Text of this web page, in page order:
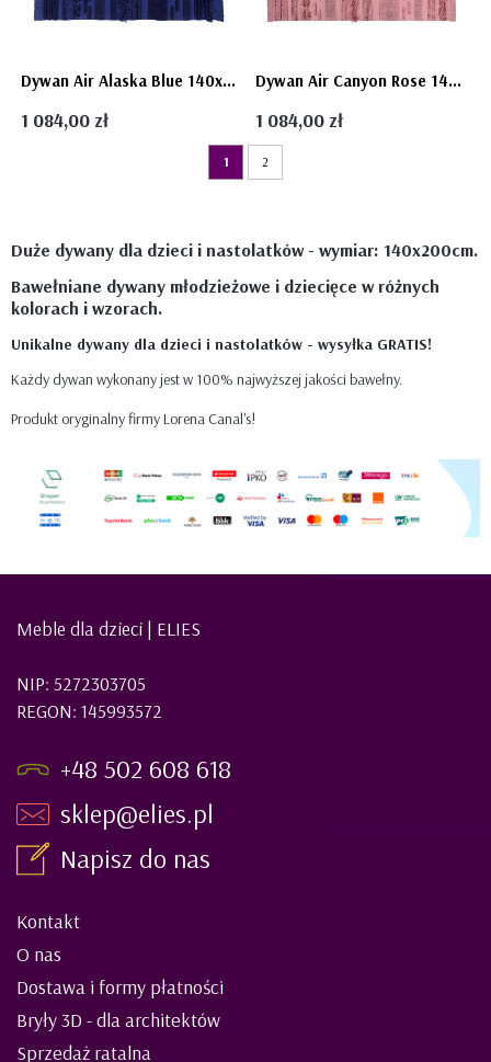
Dywan Air Alaska Blue 140x200cm - Lorena Canals
1 084,00 zł
Dywan Air Canyon Rose 140x200cm - Lorena Canals
1 084,00 zł
1 2
Duże dywany dla dzieci i nastolatków - wymiar: 140x200cm.
Bawełniane dywany młodzieżowe i dziecięce w różnych
kolorach i wzorach.
Unikalne dywany dla dzieci i nastolatków - wysyłka GRATIS!
Każdy dywan wykonany jest w 100% najwyższej jakości bawełny.
Produkt oryginalny firmy Lorena Canal's!
Meble dla dzieci | ELIES
NIP: 5272303705
REGON: 145993572
+48 502 608 618
sklep@elies.pl
Napisz do nas
Kontakt
O nas
Dostawa i formy płatności
Bryły 3D - dla architektów
Sprzedaż ratalna